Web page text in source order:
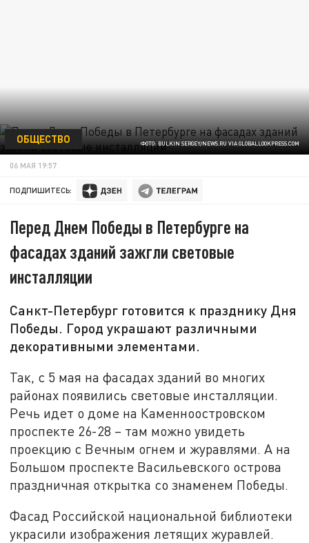
ФОТО: BULKIN SERGEY/NEWS.RU VIA GLOBALLOOKPRESS.COM
ОБЩЕСТВО
06 МАЯ 19:57
ПОДПИШИТЕСЬ:
Перед Днем Победы в Петербурге на
фасадах зданий зажгли световые
инсталляции
Санкт-Петербург готовится к празднику Дня
Победы. Город украшают различными
декоративными элементами.
Так, с 5 мая на фасадах зданий во многих
районах появились световые инсталляции.
Речь идет о доме на Каменноостровском
проспекте 26-28 – там можно увидеть
проекцию с Вечным огнем и журавлями. А на
Большом проспекте Васильевского острова
праздничная открытка со знаменем Победы.
Фасад Российской национальной библиотеки
украсили изображения летящих журавлей.